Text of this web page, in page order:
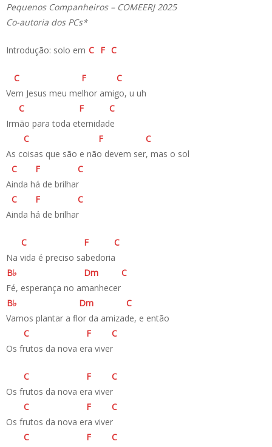
Pequenos Companheiros – COMEERJ 2025
Co-autoria dos PCs*
Introdução: solo em C F C
C F
C
Vem Jesus meu melhor amigo, u uh
C
F
C
Irmão para toda eternidade
C
F
C
As coisas que são e não devem ser, mas o sol
C
F
C
Ainda há de brilhar
C
F
C
Ainda há de brilhar
C F
C
Na vida é preciso sabedoria
B♭
Dm
C
Fé, esperança no amanhecer
B♭
Dm
C
Vamos plantar a flor da amizade, e então
C
F
C
Os frutos da nova era viver
C F
C
Os frutos da nova era viver
C
F
C
Os frutos da nova era viver
C
F
C